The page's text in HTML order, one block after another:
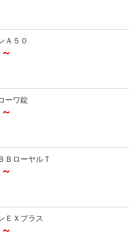
Ａ５０
ーワ錠
ＢローヤルＴ
ＥＸプラス